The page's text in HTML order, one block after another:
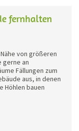
fernhalten
von größeren
gerne an
Fällungen zum
aus, in denen
Höhlen bauen